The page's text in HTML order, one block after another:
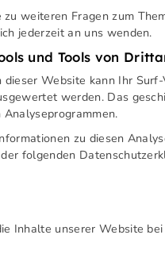
zu weiteren Fragen zum
jederzeit an uns wenden.
und Tools von
dieser Website kann Ihr
werden. Das
Analyseprogrammen.
zu diesen
folgenden
Inhalte unserer Website